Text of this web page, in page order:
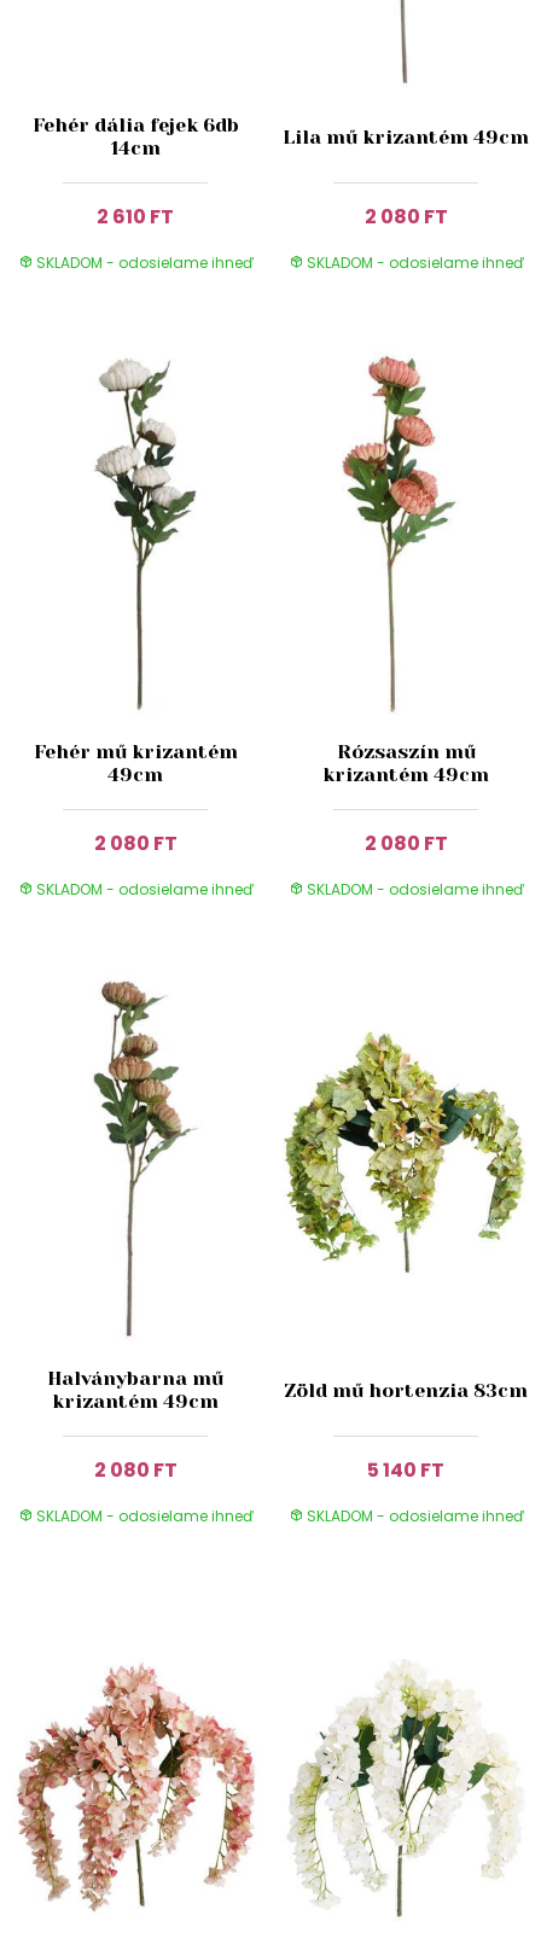
Fehér dália fejek 6db
14cm
2 610 FT
SKLADOM - odosielame ihneď
Lila mű krizantém 49cm
2 080 FT
SKLADOM - odosielame ihneď
Fehér mű krizantém
49cm
2 080 FT
SKLADOM - odosielame ihneď
Rózsaszín mű
krizantém 49cm
2 080 FT
SKLADOM - odosielame ihneď
Halványbarna mű
krizantém 49cm
2 080 FT
SKLADOM - odosielame ihneď
Zöld mű hortenzia 83cm
5 140 FT
SKLADOM - odosielame ihneď